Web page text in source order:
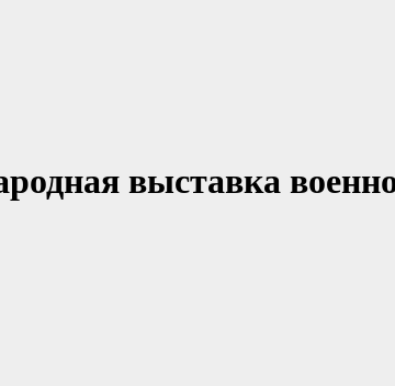
выставка